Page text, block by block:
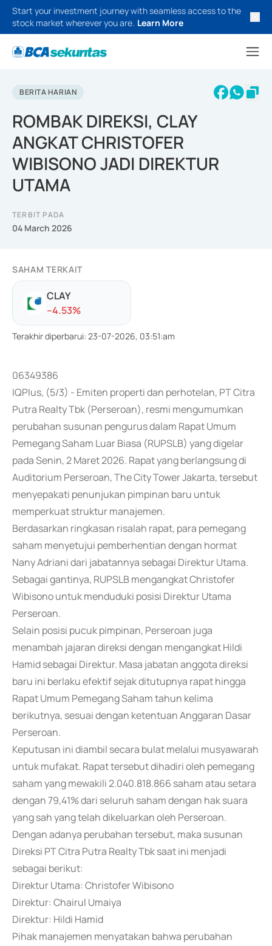
Start your investment journey with seamless access to the
stock market wherever you are. Learn More
BERITA HARIAN
ROMBAK DIREKSI, CLAY
ANGKAT CHRISTOFER
WIBISONO JADI DIREKTUR
UTAMA
TERBIT PADA
04 March 2026
SAHAM TERKAIT
CLAY
--4.53%
Terakhir diperbarui: 23-07-2026, 03:51:am
06349386
IQPlus, (5/3) - Emiten properti dan perhotelan, PT Citra
Putra Realty Tbk (Perseroan), resmi mengumumkan
perubahan susunan pengurus dalam Rapat Umum
Pemegang Saham Luar Biasa (RUPSLB) yang digelar
pada Senin, 2 Maret 2026. Rapat yang berlangsung di
Auditorium Perseroan, The City Tower Jakarta, tersebut
menyepakati penunjukan pimpinan baru untuk
memperkuat struktur manajemen.
Berdasarkan ringkasan risalah rapat, para pemegang
saham menyetujui pemberhentian dengan hormat
Nany Adriani dari jabatannya sebagai Direktur Utama.
Sebagai gantinya, RUPSLB mengangkat Christofer
Wibisono untuk menduduki posisi Direktur Utama
Perseroan.
Selain posisi pucuk pimpinan, Perseroan juga
menambah jajaran direksi dengan mengangkat Hildi
Hamid sebagai Direktur. Masa jabatan anggota direksi
baru ini berlaku efektif sejak ditutupnya rapat hingga
Rapat Umum Pemegang Saham tahun kelima
berikutnya, sesuai dengan ketentuan Anggaran Dasar
Perseroan.
Keputusan ini diambil secara bulat melalui musyawarah
untuk mufakat. Rapat tersebut dihadiri oleh pemegang
saham yang mewakili 2.040.818.866 saham atau setara
dengan 79,41% dari seluruh saham dengan hak suara
yang sah yang telah dikeluarkan oleh Perseroan.
Dengan adanya perubahan tersebut, maka susunan
Direksi PT Citra Putra Realty Tbk saat ini menjadi
sebagai berikut:
Direktur Utama: Christofer Wibisono
Direktur: Chairul Umaiya
Direktur: Hildi Hamid
Pihak manajemen menyatakan bahwa perubahan